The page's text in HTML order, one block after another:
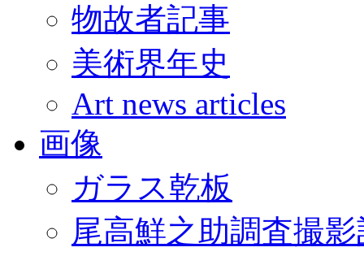
物故者記事
美術界年史
Art news articles
画像
ガラス乾板
尾高鮮之助調査撮